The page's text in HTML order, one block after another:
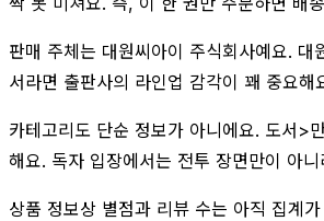
판매 주체는 대원씨아이 주식회사예요.
서라면 출판사의 라인업 감각이 꽤 중요
카테고리도 단순 정보가 아니에요. 도서>
해요. 독자 입장에서는 전투 장면만이 아
상품 정보상 별점과 리뷰 수는 아직 집계